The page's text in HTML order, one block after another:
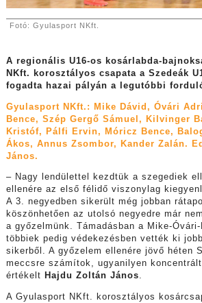
Fotó: Gyulasport NKft.
A regionális U16-os kosárlabda-
NKft. korosztályos csapata a Szedeák
fogadta hazai pályán a legutóbbi
Gyulasport NKft.: Mike Dávid, Óvári
Bence, Szép Gergő Sámuel, Kilvinger
Kristóf, Pálfi Ervin, Móricz Bence,
Ákos, Annus Zsombor, Kander Zalán.
János.
– Nagy lendülettel kezdtük a szegediek
ellenére az első félidő viszonylag
A 3. negyedben sikerült még jobban
köszönhetően az utolsó negyedre már
a győzelmünk. Támadásban a Mike-
többiek pedig védekezésben vették ki
sikerből. A győzelem ellenére jövő héten
meccsre számítok, ugyanilyen
értékelt Hajdu Zoltán János.
A Gyulasport NKft. korosztályos